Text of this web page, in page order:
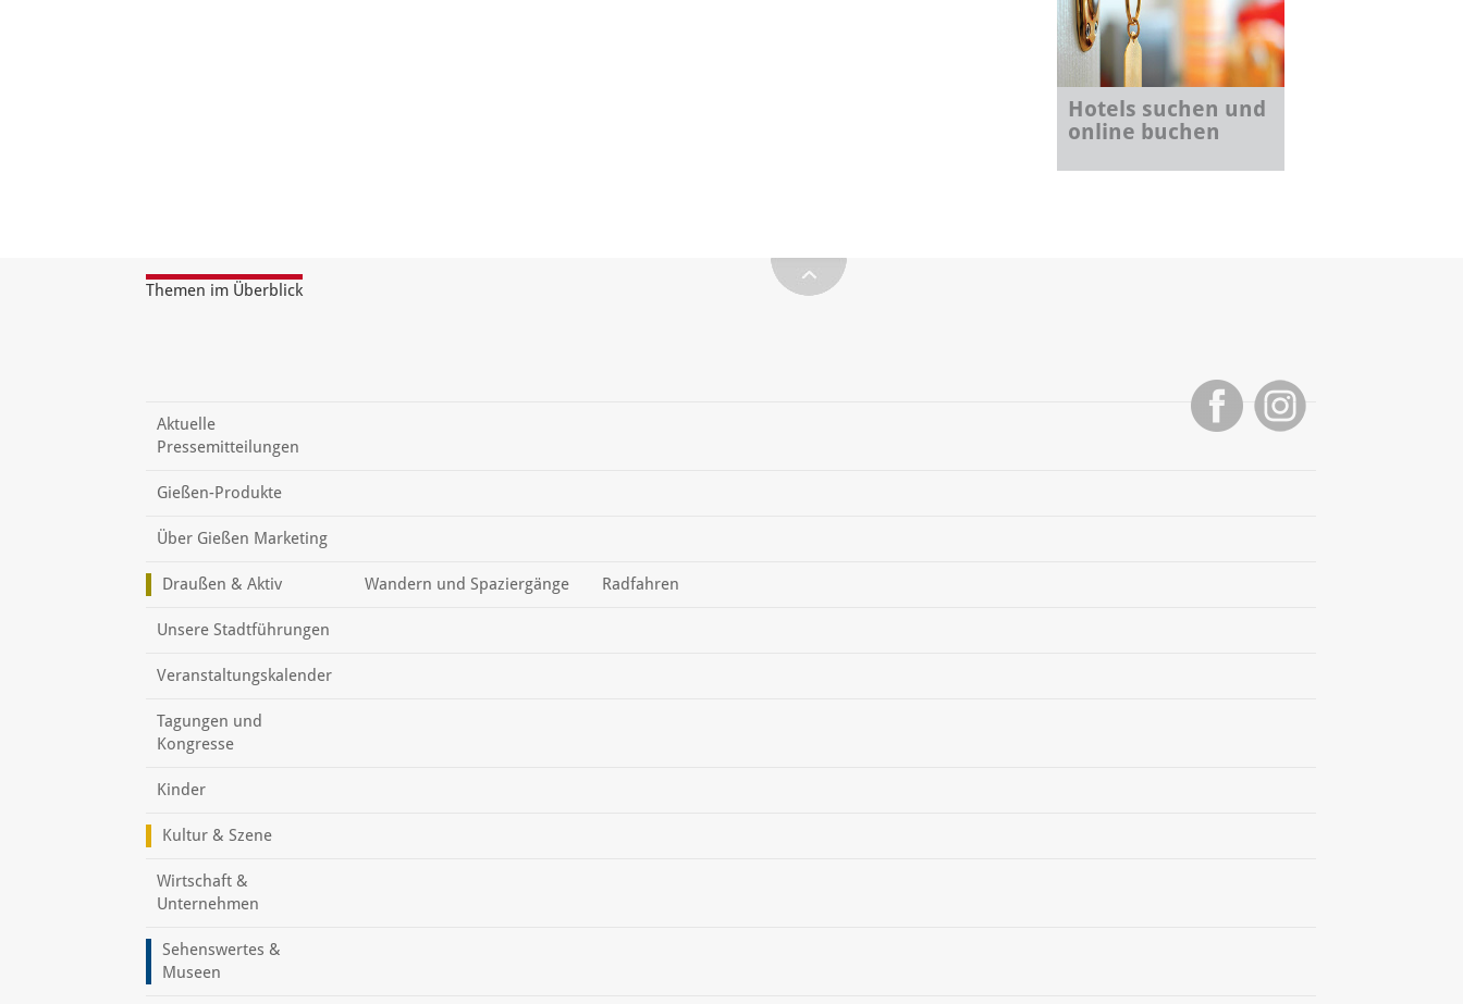
Hotels suchen und
online buchen
Themen im Überblick
Aktuelle
Pressemitteilungen
Gießen-Produkte
Über Gießen Marketing
Draußen & Aktiv Wandern und Spaziergänge Radfahren
Unsere Stadtführungen
Veranstaltungskalender
Tagungen und
Kongresse
Kinder
Kultur & Szene
Wirtschaft &
Unternehmen
Sehenswertes &
Museen